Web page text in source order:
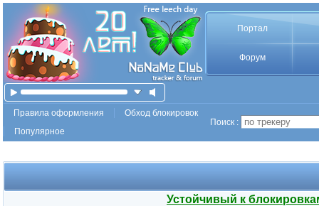
Портал
Форум
Правила оформления
Обход блокировок
Популярное
Поиск :
Устойчивый к